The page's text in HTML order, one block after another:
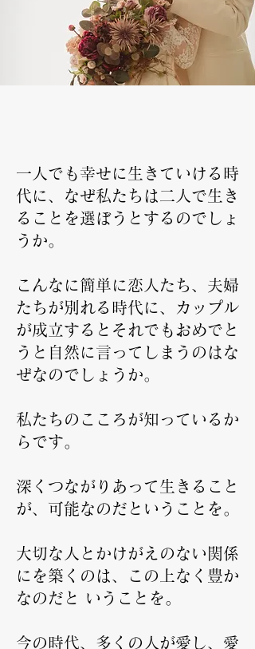
一人でも幸せに生きていける時
代に、なぜ私たちは二人で生き
ることを選ぼうとするのでしょ
うか。
こんなに簡単に恋人たち、夫婦
たちが別れる時代に、カップル
が成立するとそれでもおめでと
うと自然に言ってしまうのはな
ぜなのでしょうか。
私たちのこころが知っているか
らです。
深くつながりあって生きること
が、可能なのだということを。
大切な人とかけがえのない関係
にを築くのは、この上なく豊か
なのだと いうことを。
今の時代、多くの人が愛し、愛